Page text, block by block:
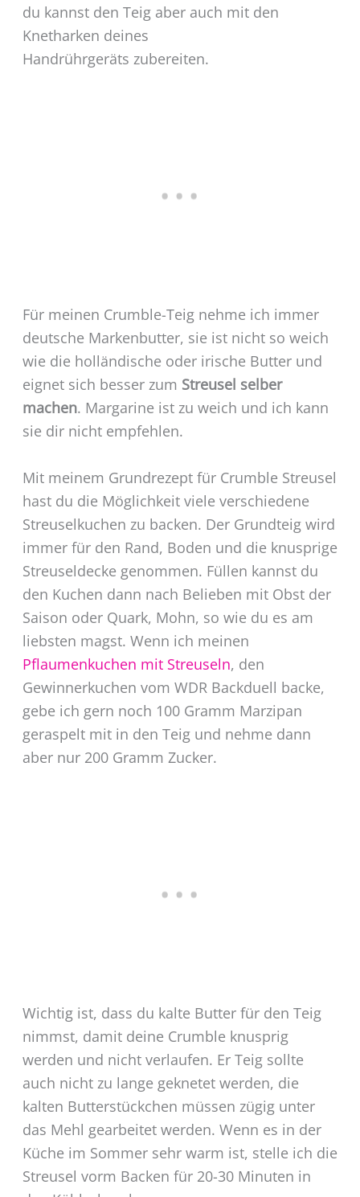
du kannst den Teig aber auch mit den
Knetharken deines
Handrührgeräts zubereiten.
Für meinen Crumble-Teig nehme ich immer
deutsche Markenbutter, sie ist nicht so weich
wie die holländische oder irische Butter und
eignet sich besser zum Streusel selber
machen. Margarine ist zu weich und ich kann
sie dir nicht empfehlen.
Mit meinem Grundrezept für Crumble Streusel
hast du die Möglichkeit viele verschiedene
Streuselkuchen zu backen. Der Grundteig wird
immer für den Rand, Boden und die knusprige
Streuseldecke genommen. Füllen kannst du
den Kuchen dann nach Belieben mit Obst der
Saison oder Quark, Mohn, so wie du es am
liebsten magst. Wenn ich meinen
Pflaumenkuchen mit Streuseln, den
Gewinnerkuchen vom WDR Backduell backe,
gebe ich gern noch 100 Gramm Marzipan
geraspelt mit in den Teig und nehme dann
aber nur 200 Gramm Zucker.
Wichtig ist, dass du kalte Butter für den Teig
nimmst, damit deine Crumble knusprig
werden und nicht verlaufen. Er Teig sollte
auch nicht zu lange geknetet werden, die
kalten Butterstückchen müssen zügig unter
das Mehl gearbeitet werden. Wenn es in der
Küche im Sommer sehr warm ist, stelle ich die
Streusel vorm Backen für 20-30 Minuten in